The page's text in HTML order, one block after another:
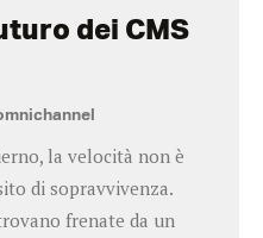
dei CMS
la velocità non è
di sopravvivenza.
frenate da un